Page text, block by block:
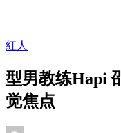
紅人
型男教练Hapi
觉焦点